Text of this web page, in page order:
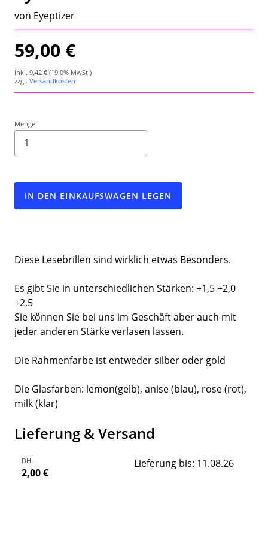
Wetterstation
Hygrometer
Über uns
von Eyeptizer
59,00 €
inkl. 9,42 € (19.0% MwSt.)
zzgl. Versandkosten
Menge
IN DEN EINKAUFSWAGEN LEGEN
Diese Lesebrillen sind wirklich etwas Besonders.
Es gibt Sie in unterschiedlichen Stärken: +1,5 +2,0
+2,5
Sie können Sie bei uns im Geschäft aber auch mit
jeder anderen Stärke verlasen lassen.
Die Rahmenfarbe ist entweder silber oder gold
Die Glasfarben: lemon(gelb), anise (blau), rose (rot),
milk (klar)
Lieferung & Versand
DHL
2,00 €
Lieferung bis: 11.08.26